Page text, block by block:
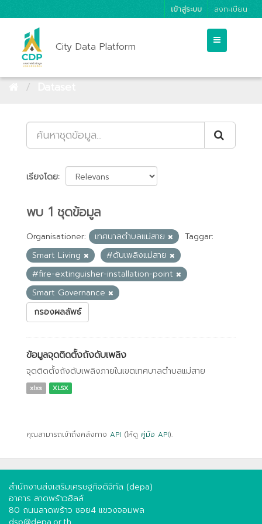
เข้าสู่ระบบ ลงทะเบียน
City Data Platform
เรียงโดย
พบ 1 ชุดข้อมูล
Organisationer: เทศบาลตำบลแม่สาย
Taggar:
Smart Living
#ดับเพลิงแม่สาย
#fire-extinguisher-installation-point
Smart Governance
กรองผลลัพธ์
ข้อมูลจุดติดตั้งถังดับเพลิง
จุดติดตั้งถังดับเพลิงภายในเขตเทศบาลตำบลแม่สาย
xlxs XLSX
คุณสามารถเข้าถึงคลังทาง API (ให้ดู คู่มือ API).
สำนักงานส่งเสริมเศรษฐกิจดิจิทัล (depa)
อาคาร ลาดพร้าวฮิลล์
80 ถนนลาดพร้าว ซอย4 แขวงจอมพล